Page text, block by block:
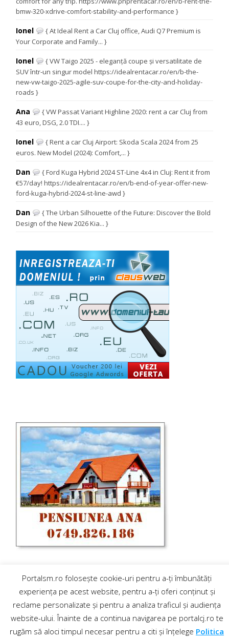
bmw-320-xdrive-comfort-stability-and-performance }
Ionel
{ At Ideal Rent a Car Cluj office, Audi Q7 Premium is
Your Corporate and Family... }
Ionel
{ VW Taigo 2025 - eleganță coupe și versatilitate de
SUV într-un singur model https://idealrentacar.ro/en/b-the-
new-vw-taigo-2025-agile-suv-coupe-for-the-city-and-holiday-
roads }
Ana
{ VW Passat Variant Highline 2020: rent a car Cluj from
43 euro, DSG, 2.0 TDI.... }
Ionel
{ Rent a car Cluj Airport: Skoda Scala 2024 from 25
euros. New Model (2024): Comfort,... }
Dan
{ Ford Kuga Hybrid 2024 ST-Line 4x4 in Cluj: Rent it from
€57/day! https://idealrentacar.ro/en/b-end-of-year-offer-new-
ford-kuga-hybrid-2024-st-line-awd }
Dan
{ The Urban Silhouette of the Future: Discover the Bold
Design of the New 2026 Kia... }
Regulament comentarii
© 2019 PortalCJ.ro. Toate drepturile sunt rezervate.
Portalsm.ro folosește cookie-uri pentru a-ți îmbunătăți
experiența pe acest website, pentru a-ți oferi conținut și
reclame personalizate și pentru a analiza traficul și audiența
website-ului. Înainte de a continua navigarea pe portalcj.ro te
rugăm să aloci timpul necesar pentru a citi și înțelege Politica